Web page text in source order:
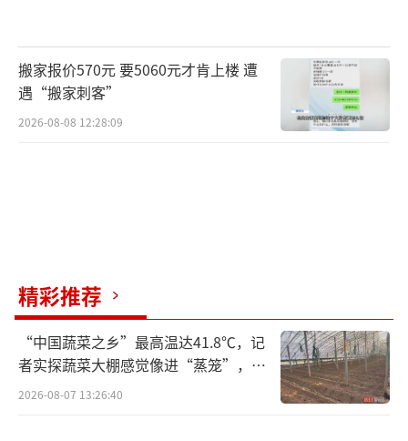
搬家报价570元 要5060元才肯上楼 遭
遇“搬家刺客”
2026-08-08 12:28:09
精彩推荐
“中国蔬菜之乡”最高温达41.8℃，记
者实探蔬菜大棚感觉像进“蒸笼”，有
村民称只能凌晨两点起来干活
2026-08-07 13:26:40